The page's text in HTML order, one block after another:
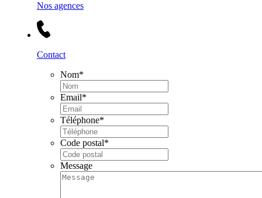
Nos agences
Contact
Nom*
Email*
Téléphone*
Code postal*
Message